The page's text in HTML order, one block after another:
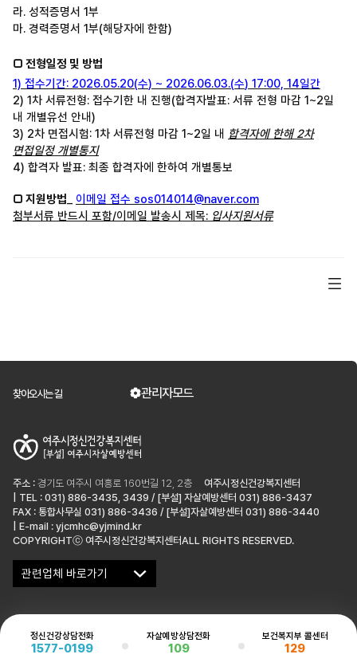
라. 성적증명서 1부
마. 경력증명서 1부(해당자에 한함)
□ 전형일정 및 방법
1) 접수기간: 2026.05.20(수) ~ 2026.06.03.(수) 17:00, 14일간
2) 1차 서류전형: 접수기한 내 진행(합격자발표: 서류 전형 마감 1~2일
내 개별유선 안내)
3) 2차 면접시험: 1차 서류전형 마감 1~2일 내 합격자에 한해2차
면접일정 개별통지
4) 합격자 발표: 최종 합격자에 한하여 개별통보
□ 지원방법 이메일 접수 sos014014@naver.com
첨부서류 반드시 포함/이메일 발송시 제목: 입사지원서류
찾아오시는 길 관리자모드
주소 : 경기도 여주시 여흥로 160번길 12, 2층
여주시정신건강복지센터
| TEL : 031) 886-3435, 3439 / [부설] 자살예방센터 031) 886-3437
FAX : 통합사무실 031) 886-3436 / [부설]자살예방센터 031) 886-3440
| E-mail : yjcmhc@yjmind.kr
COPYRIGHTⓒ 여주시정신건강복지센터ALL RIGHTS RESERVED.
관련업체 바로가기
정신건강상담전화
1577-0199
자살예방상담전화
109
보건복지부 콜센터
129